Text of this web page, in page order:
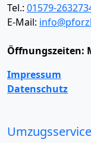
Tel.: 01579-
E-Mail:
Öffnungszeiten:
Impressum
Datenschutz
Umzugsservice